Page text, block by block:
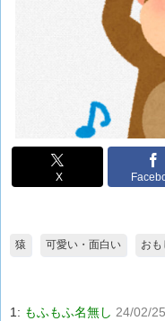
X
猿 可愛い・面白い おも
1: もふもふ名無し 24/02/